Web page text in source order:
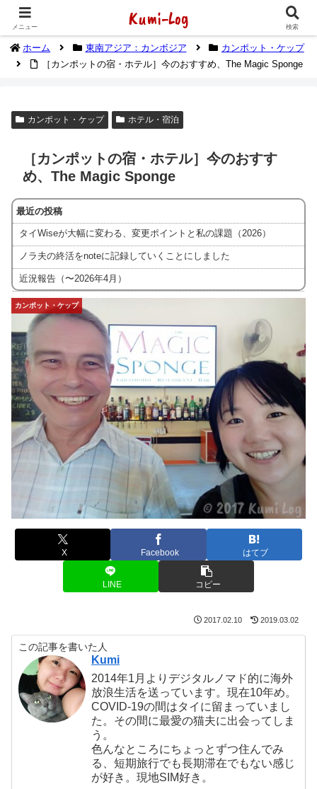
2014年1月から海外放浪（デジタルノマド）してます
ホーム 東南アジア：カンボジア
カンポット・ケップ
［カンポットの宿・ホテル］今のおすすめ、The Magic Sponge
カンポット・ケップ ホテル・宿泊
［カンポットの宿・ホテル］今のおすす
め、The Magic Sponge
最近の投稿
タイWiseが大幅に変わる、変更ポイントと私の課題（2026）
ノラ夫の終活をnoteに記録していくことにしました
近況報告（〜2026年4月）
カンポット・ケップ
X Facebook はてブ
LINE コピー
2017.02.10 2019.03.02
この記事を書いた人
Kumi
2014年1月よりデジタルノマド的に海外
放浪生活を送っています。現在10年め。
COVID-19の間はタイに留まっていまし
た。その間に最愛の猫夫に出会ってしま
う。
色んなところにちょっとずつ住んでみ
る、短期旅行でも長期滞在でもない感じ
が好き。現地SIM好き。
メニュー Kumi-Log 検索